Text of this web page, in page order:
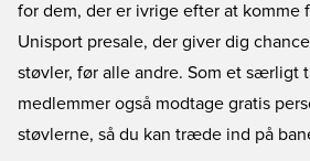
for dem, der er ivrige efter at komme
Unisport presale, der giver dig
støvler, før alle andre. Som et særligt
medlemmer også modtage gratis
støvlerne, så du kan træde ind på